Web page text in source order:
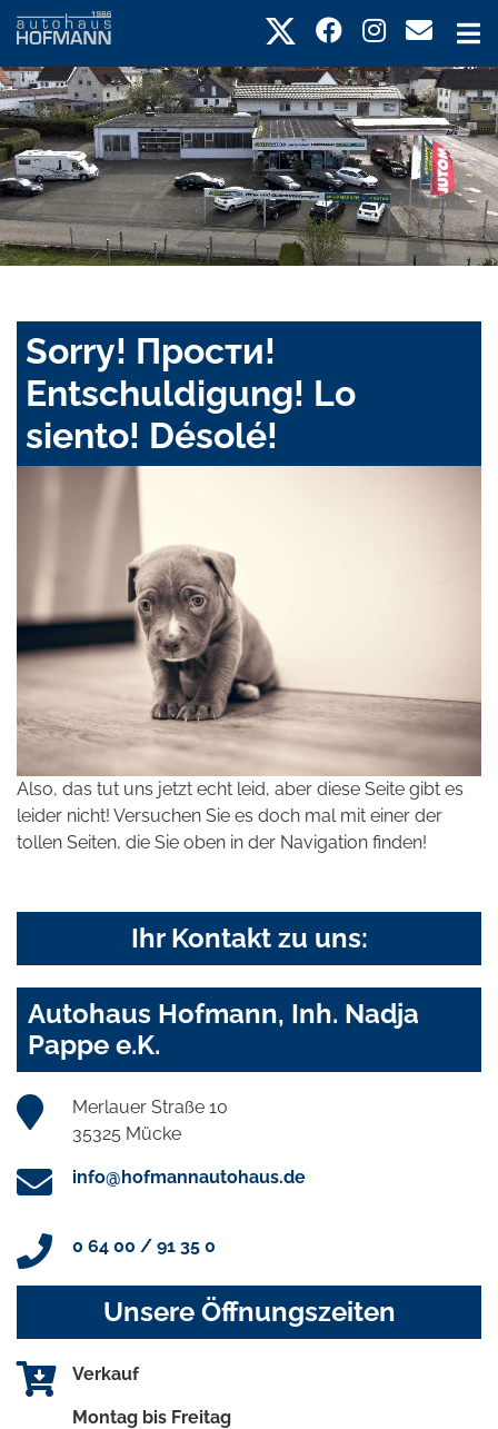
Sorry! Прости!
Entschuldigung! Lo
siento! Désolé!
Also, das tut uns jetzt echt leid, aber diese Seite gibt es
leider nicht! Versuchen Sie es doch mal mit einer der
tollen Seiten, die Sie oben in der Navigation finden!
Ihr Kontakt zu uns:
Autohaus Hofmann, Inh. Nadja
Pappe e.K.
Merlauer Straße 10
35325 Mücke
info@hofmannautohaus.de
0 64 00 / 91 35 0
Unsere Öffnungszeiten
Verkauf
Montag bis Freitag